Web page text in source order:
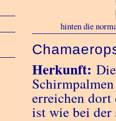
hinten die
Herkunft:
erreichen
ist wie bei der